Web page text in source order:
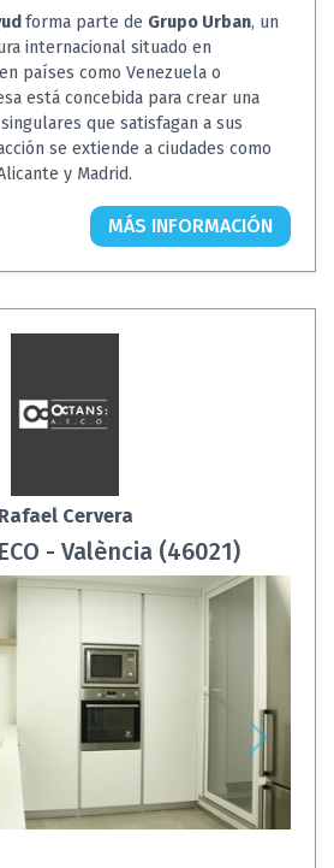
forma parte de Grupo Urban, un
internacional situado en
países como Venezuela o
está concebida para crear una
que satisfagan a sus
se extiende a ciudades como
y Madrid.
MÁS INFORMACIÓN
Rafael Cervera
- València (46021)